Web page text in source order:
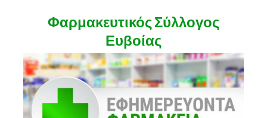
Φαρμακευτικός Σύλλογος
Ευβοίας